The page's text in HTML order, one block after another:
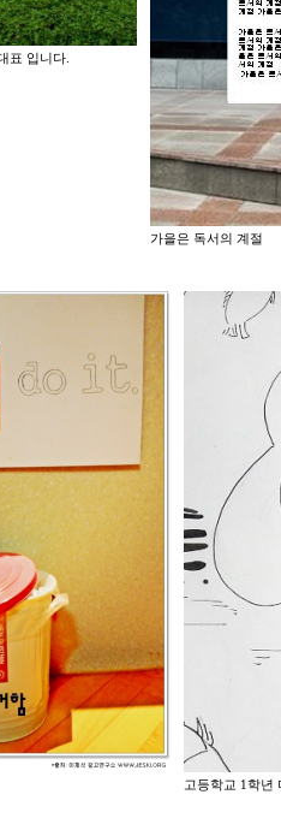
표 입니다.
가을은 독서의 계절
고등학교 1학년